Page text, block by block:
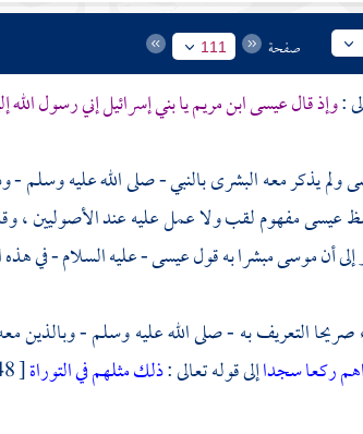
صفحة 111
:وإذ قال عيسى ابن مريم يا بني إسرائيل إني رسول الله
ولم يذكر معه البشرى بالنبي - صلى الله عليه وسلم -
عيسىمفهوم لقب ولا عمل عليه عند الأصوليين ،
أنموسىمبشرا به قولعيسى- عليه السلام - في هذه
التعريف به - صلى الله عليه وسلم - وبالذين معه
ركعا سجداإلى قوله تعالى :ذلك مثلهم في التوراة[ 48 \ 29 ] .